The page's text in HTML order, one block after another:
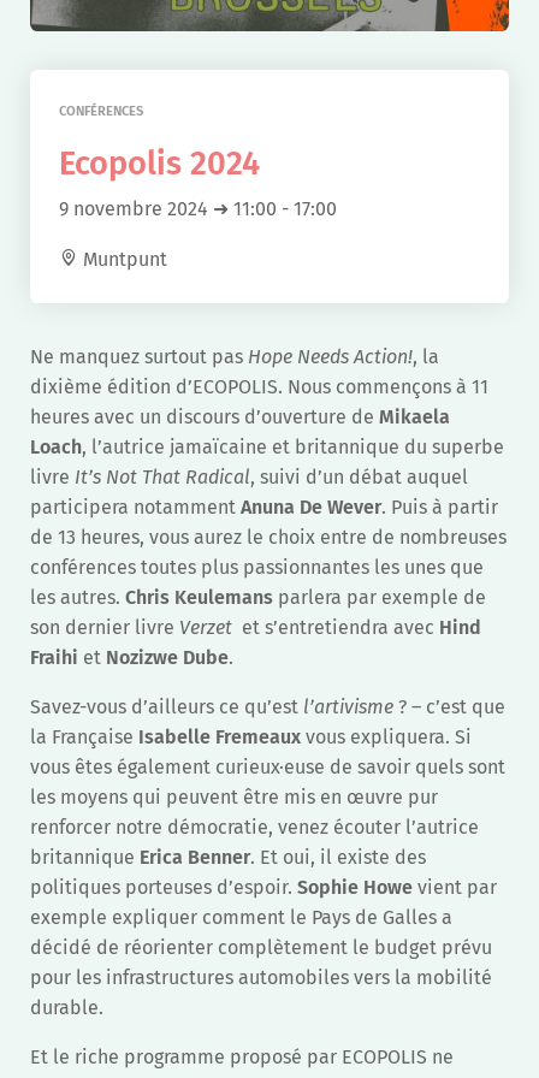
CONFÉRENCES
Ecopolis 2024
9 novembre 2024 ➜ 11:00 - 17:00
Muntpunt
Ne manquez surtout pas Hope Needs Action!, la
dixième édition d’ECOPOLIS. Nous commençons à 11
heures avec un discours d’ouverture de Mikaela
Loach, l’autrice jamaïcaine et britannique du superbe
livre It’s Not That Radical, suivi d’un débat auquel
participera notamment Anuna De Wever. Puis à partir
de 13 heures, vous aurez le choix entre de nombreuses
conférences toutes plus passionnantes les unes que
les autres. Chris Keulemans parlera par exemple de
son dernier livre Verzet et s’entretiendra avec Hind
Fraihi et Nozizwe Dube.
Savez-vous d’ailleurs ce qu’est l’artivisme ? – c’est que
la Française Isabelle Fremeaux vous expliquera. Si
vous êtes également curieux·euse de savoir quels sont
les moyens qui peuvent être mis en œuvre pur
renforcer notre démocratie, venez écouter l’autrice
britannique Erica Benner. Et oui, il existe des
politiques porteuses d’espoir. Sophie Howe vient par
exemple expliquer comment le Pays de Galles a
décidé de réorienter complètement le budget prévu
pour les infrastructures automobiles vers la mobilité
durable.
Et le riche programme proposé par ECOPOLIS ne